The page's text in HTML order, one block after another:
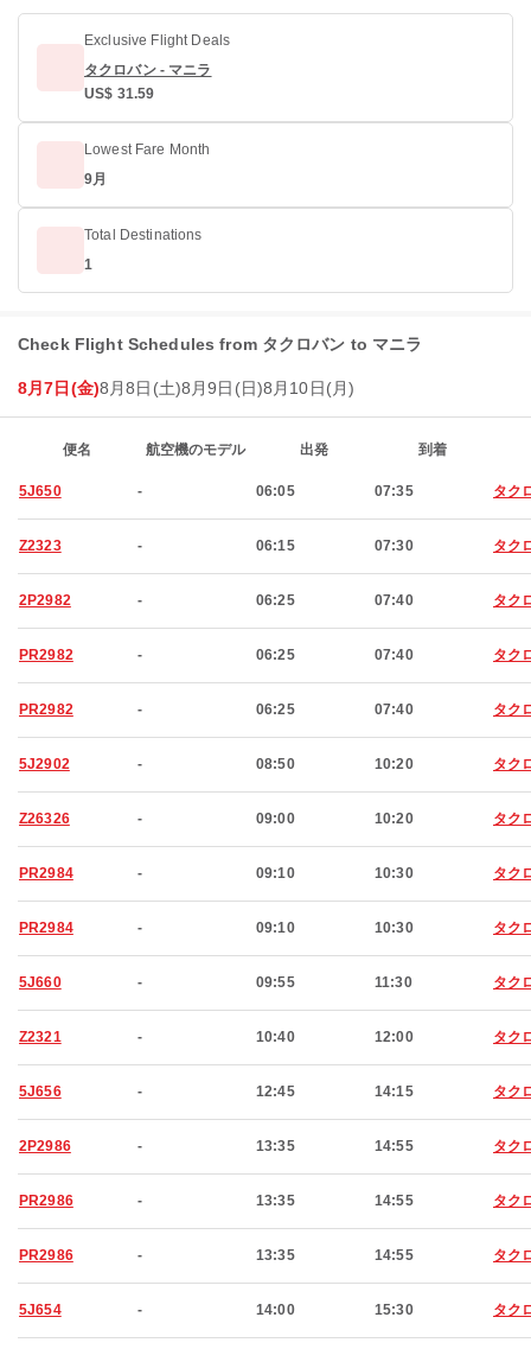
Exclusive Flight Deals
タクロバン - マニラ
US$ 31.59
Lowest Fare Month
9月
Total Destinations
1
Check Flight Schedules from タクロバン to マニラ
8月7日(金)8月8日(土)8月9日(日)8月10日(月)
便名 航空機のモデル 出発 到着
5J650 - 06:05 07:35 タク
Z2323 - 06:15 07:30 タク
2P2982 - 06:25 07:40 タク
PR2982 - 06:25 07:40 タク
PR2982 - 06:25 07:40 タク
5J2902 - 08:50 10:20 タク
Z26326 - 09:00 10:20 タク
PR2984 - 09:10 10:30 タク
PR2984 - 09:10 10:30 タク
5J660 - 09:55 11:30 タク
Z2321 - 10:40 12:00 タク
5J656 - 12:45 14:15 タク
2P2986 - 13:35 14:55 タク
PR2986 - 13:35 14:55 タク
PR2986 - 13:35 14:55 タク
5J654 - 14:00 15:30 タク